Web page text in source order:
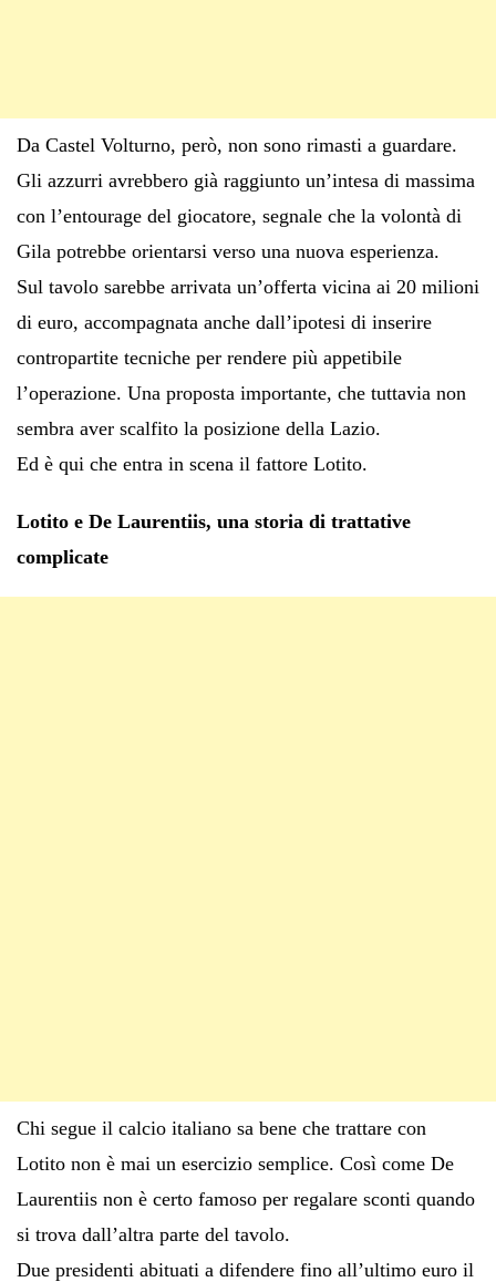
Da Castel Volturno, però, non sono rimasti a guardare.
Gli azzurri avrebbero già raggiunto un’intesa di massima
con l’entourage del giocatore, segnale che la volontà di
Gila potrebbe orientarsi verso una nuova esperienza.
Sul tavolo sarebbe arrivata un’offerta vicina ai 20 milioni
di euro, accompagnata anche dall’ipotesi di inserire
contropartite tecniche per rendere più appetibile
l’operazione. Una proposta importante, che tuttavia non
sembra aver scalfito la posizione della Lazio.
Ed è qui che entra in scena il fattore Lotito.
Lotito e De Laurentiis, una storia di trattative
complicate
Chi segue il calcio italiano sa bene che trattare con
Lotito non è mai un esercizio semplice. Così come De
Laurentiis non è certo famoso per regalare sconti quando
si trova dall’altra parte del tavolo.
Due presidenti abituati a difendere fino all’ultimo euro il